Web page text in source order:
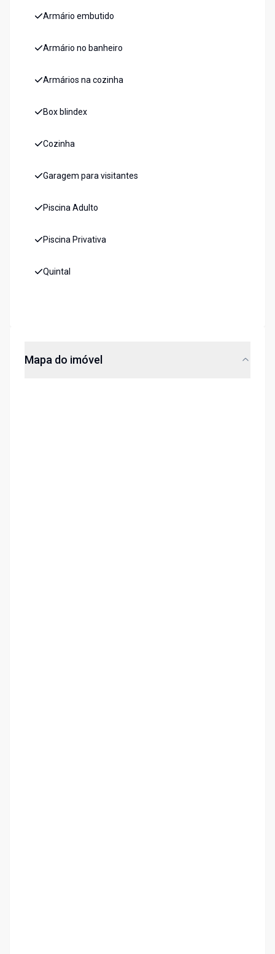
Armário embutido
Armário no banheiro
Armários na cozinha
Box blindex
Cozinha
Garagem para visitantes
Piscina Adulto
Piscina Privativa
Quintal
Mapa do imóvel